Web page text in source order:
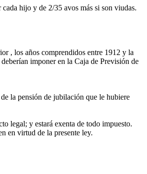
hijo y de 2/35 avos más si son viudas.
, los años comprendidos entre 1912 y la
imponer en la Caja de Previsión de
la pensión de jubilación que le hubiere
legal; y estará exenta de todo impuesto.
en virtud de la presente ley.